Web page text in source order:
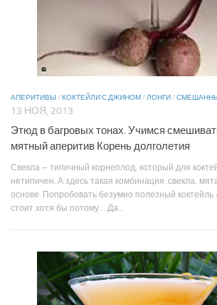
АПЕРИТИВЫ /КОКТЕЙЛИ С ДЖИНОМ/ЛОНГИ/
13 НОЯ, 2013
Этюд в багровых тонах. Учимся
мятный аперитив Корень долголетия
Свекла – типичный корнеплод, который для
нетипичен. А здесь такая комбинация: свекла,
основе. Попробовать безумно полезный коктейль
стоит хотя бы потому… Да...